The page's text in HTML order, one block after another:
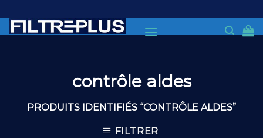
to
content
contrôle aldes
PRODUITS IDENTIFIÉS “CONTRÔLE ALDES”
FILTRER